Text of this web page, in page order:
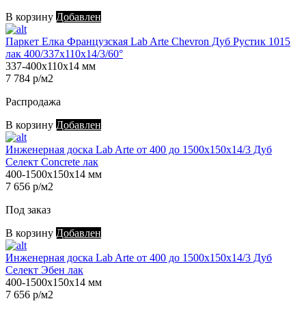
В корзину Добавлен
Паркет Елка Французская Lab Arte Chevron Дуб Рустик 1015
лак 400/337х110х14/3/60°
337-400х110х14 мм
7 784 р/м2
Распродажа
В корзину Добавлен
Инженерная доска Lab Arte от 400 до 1500х150х14/3 Дуб
Селект Concrete лак
400-1500х150х14 мм
7 656 р/м2
Под заказ
В корзину Добавлен
Инженерная доска Lab Arte от 400 до 1500х150х14/3 Дуб
Селект Эбен лак
400-1500х150х14 мм
7 656 р/м2